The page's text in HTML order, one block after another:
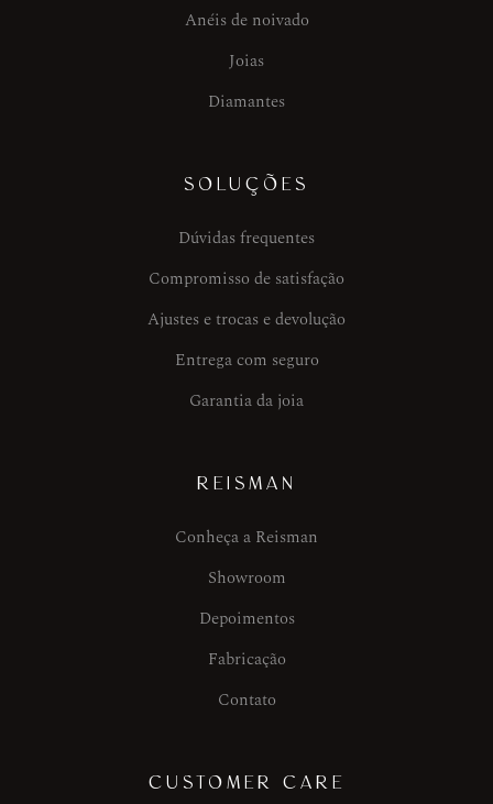
Anéis de noivado
Joias
Diamantes
SOLUÇÕES
Dúvidas frequentes
Compromisso de satisfação
Ajustes e trocas e devolução
Entrega com seguro
Garantia da joia
REISMAN
Conheça a Reisman
Showroom
Depoimentos
Fabricação
Contato
CUSTOMER CARE